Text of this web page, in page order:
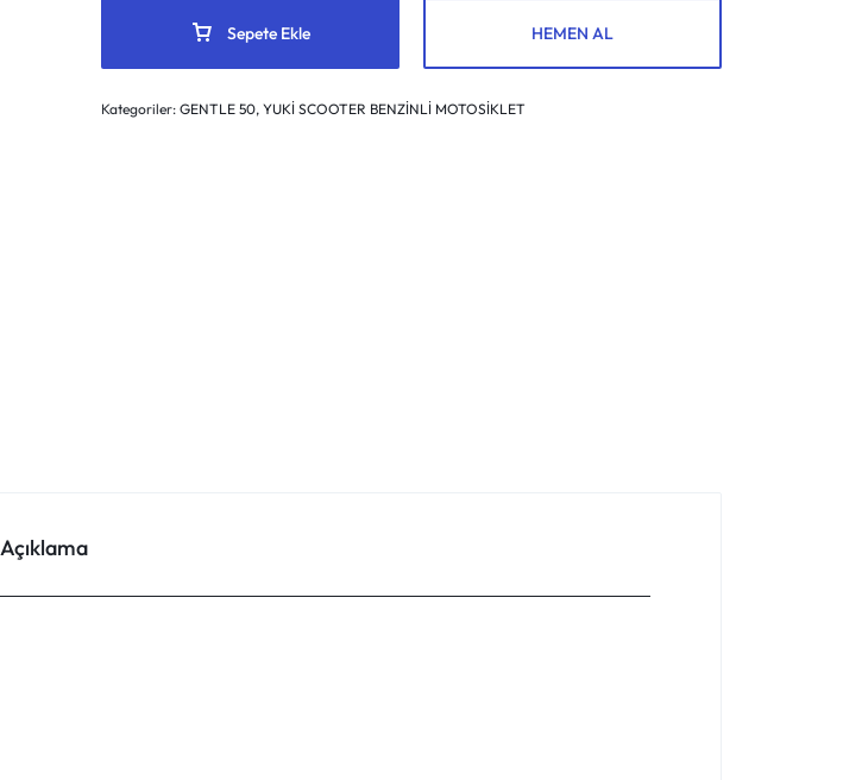
Sepete Ekle HEMEN AL
Kategoriler:GENTLE 50,YUKİ SCOOTER BENZİNLİ MOTOSİKLET
Açıklama